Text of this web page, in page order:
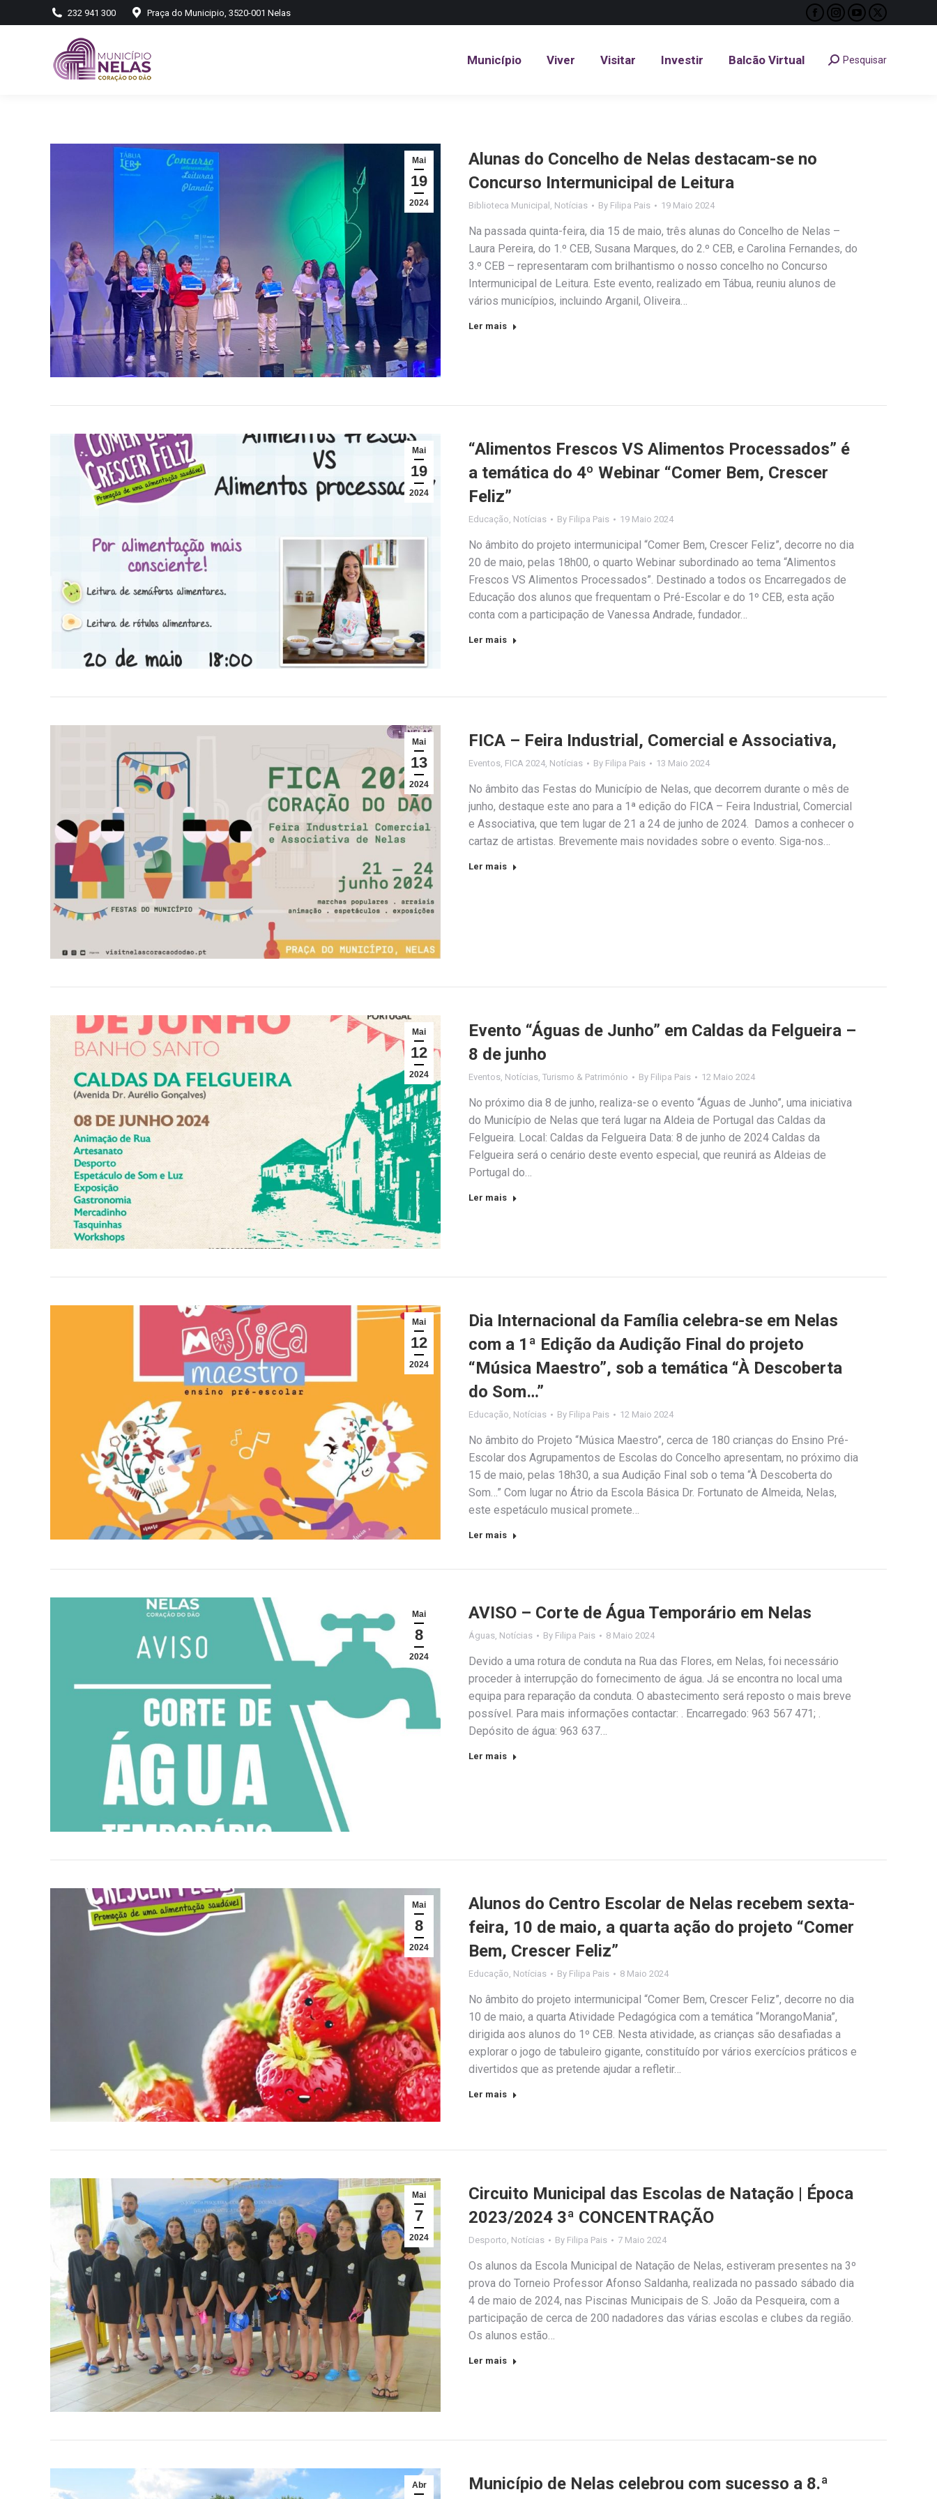
232 941 300 Praça do Municipio, 3520-001 Nelas
Facebook
opens
Instagram
opens
YouTube
opens
X
opens
Município Viver Visitar Investir Balcão Virtual Search:Pesquisar
Mai
19
2024
Alunas do Concelho de Nelas destacam-se no
Concurso Intermunicipal de Leitura
Biblioteca Municipal , Notícias By Filipa Pais 19 Maio 2024
Na passada quinta-feira, dia 15 de maio, três alunas do Concelho de Nelas –
Laura Pereira, do 1.º CEB, Susana Marques, do 2.º CEB, e Carolina Fernandes, do
3.º CEB – representaram com brilhantismo o nosso concelho no Concurso
Intermunicipal de Leitura. Este evento, realizado em Tábua, reuniu alunos de
vários municípios, incluindo Arganil, Oliveira…
Ler mais
Mai
19
2024
“Alimentos Frescos VS Alimentos Processados” é
a temática do 4º Webinar “Comer Bem, Crescer
Feliz”
Educação, Notícias By Filipa Pais 19 Maio 2024
No âmbito do projeto intermunicipal “Comer Bem, Crescer Feliz”, decorre no dia
20 de maio, pelas 18h00, o quarto Webinar subordinado ao tema “Alimentos
Frescos VS Alimentos Processados”. Destinado a todos os Encarregados de
Educação dos alunos que frequentam o Pré-Escolar e do 1º CEB, esta ação
conta com a participação de Vanessa Andrade, fundador…
Ler mais
Mai
13
2024
FICA – Feira Industrial, Comercial e Associativa,
Eventos FICA 2024 Notícias By Filipa Pais 13 Maio 2024
No âmbito das Festas do Município de Nelas, que decorrem durante o mês de
junho, destaque este ano para a 1ª edição do FICA – Feira Industrial, Comercial
e Associativa, que tem lugar de 21 a 24 de junho de 2024. Damos a conhecer o
cartaz de artistas. Brevemente mais novidades sobre o evento. Siga-nos…
Ler mais
Mai
12
2024
Evento “Águas de Junho” em Caldas da Felgueira –
8 de junho
Eventos Notícias Turismo & Património By Filipa Pais 12 Maio 2024
No próximo dia 8 de junho, realiza-se o evento “Águas de Junho”, uma iniciativa
do Município de Nelas que terá lugar na Aldeia de Portugal das Caldas da
Felgueira. Local: Caldas da Felgueira Data: 8 de junho de 2024 Caldas da
Felgueira será o cenário deste evento especial, que reunirá as Aldeias de
Portugal do…
Ler mais
Mai
12
2024
Dia Internacional da Família celebra-se em Nelas
com a 1ª Edição da Audição Final do projeto
“Música Maestro”, sob a temática “À Descoberta
do Som…”
Educação, Notícias By Filipa Pais 12 Maio 2024
No âmbito do Projeto “Música Maestro”, cerca de 180 crianças do Ensino Pré-
Escolar dos Agrupamentos de Escolas do Concelho apresentam, no próximo dia
15 de maio, pelas 18h30, a sua Audição Final sob o tema “À Descoberta do
Som…” Com lugar no Átrio da Escola Básica Dr. Fortunato de Almeida, Nelas,
este espetáculo musical promete…
Ler mais
Mai
8
2024
AVISO – Corte de Água Temporário em Nelas
Águas, Notícias By Filipa Pais 8 Maio 2024
Devido a uma rotura de conduta na Rua das Flores, em Nelas, foi necessário
proceder à interrupção do fornecimento de água. Já se encontra no local uma
equipa para reparação da conduta. O abastecimento será reposto o mais breve
possível. Para mais informações contactar: . Encarregado: 963 567 471; .
Depósito de água: 963 637…
Ler mais
Mai
8
2024
Alunos do Centro Escolar de Nelas recebem sexta-
feira, 10 de maio, a quarta ação do projeto “Comer
Bem, Crescer Feliz”
Educação Notícias By Filipa Pais 8 Maio 2024
No âmbito do projeto intermunicipal “Comer Bem, Crescer Feliz”, decorre no dia
10 de maio, a quarta Atividade Pedagógica com a temática “MorangoMania”,
dirigida aos alunos do 1º CEB. Nesta atividade, as crianças são desafiadas a
explorar o jogo de tabuleiro gigante, constituído por vários exercícios práticos e
divertidos que as pretende ajudar a refletir…
Ler mais
Mai
7
2024
Circuito Municipal das Escolas de Natação | Época
2023/2024 3ª CONCENTRAÇÃO
Desporto, Notícias By Filipa Pais 7 Maio 2024
Os alunos da Escola Municipal de Natação de Nelas, estiveram presentes na 3º
prova do Torneio Professor Afonso Saldanha, realizada no passado sábado dia
4 de maio de 2024, nas Piscinas Municipais de S. João da Pesqueira, com a
participação de cerca de 200 nadadores das várias escolas e clubes da região.
Os alunos estão…
Ler mais
Abr
Município de Nelas celebrou com sucesso a 8.ª
Município Viver Visitar Investir Balcão Virtual Search:
Pesquisar